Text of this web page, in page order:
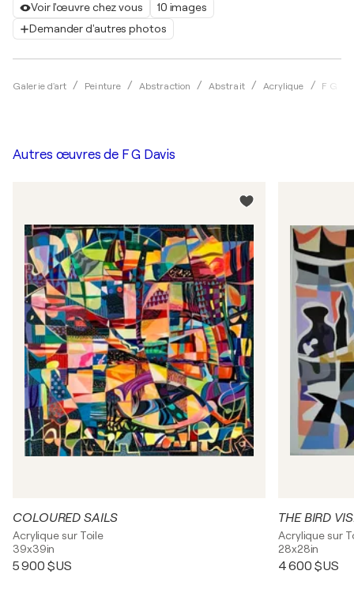
Voir l'œuvre chez vous
10 images
Demander d'autres photos
Galerie d'art Peinture Abstraction Abstrait Acrylique F G
Autres œuvres de F G Davis
COLOURED SAILS
Acrylique sur Toile
39x39in
5 900 $US
THE BIRD
Acrylique sur
28x28in
4 600 $US